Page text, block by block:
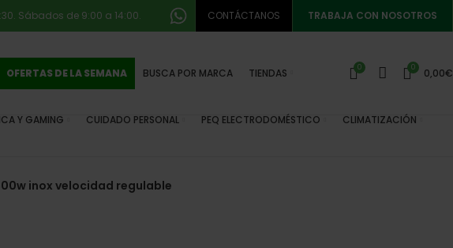
Sábados de 9:00 a 14:00. CONTÁCTANOS TRABAJA CON NOSOTROS
OFERTAS DE LA SEMANA BUSCA POR MARCA TIENDAS 0 0 0,00€
Y GAMING CUIDADO PERSONAL PEQ ELECTRODOMÉSTICO CLIMATIZACIÓN
inox velocidad regulable